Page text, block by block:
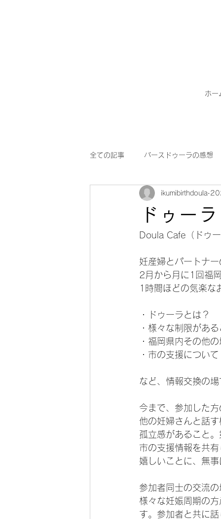
ホー
全ての記事 バースドゥーラの感想
ドゥーラサービス 外国籍ご家
パパ・パートナーの
ドゥー
ikumibirthdoula
Doula Cafe（ドゥ
妊産婦とパートナ
2月から月に1回福
1時間ほどの気楽な
・ドゥーラとは？
・様々な制限があ
・福岡県内その他
・市の支援について
など、情報交換の
今まで、参加した
他の妊婦さんと話
孤立感があること
市の支援情報を共
嬉しいことに、無
参加者同士の交流
様々な妊娠周期の
す。参加者と共に